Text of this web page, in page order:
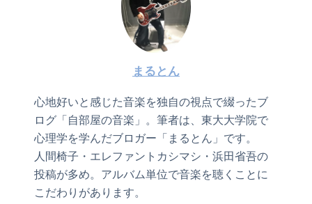
まるとん
心地好いと感じた音楽を独自の視点で綴ったブ
ログ「自部屋の音楽」。筆者は、東大大学院で
心理学を学んだブロガー「まるとん」です。
人間椅子・エレファントカシマシ・浜田省吾の
投稿が多め。アルバム単位で音楽を聴くことに
こだわりがあります。